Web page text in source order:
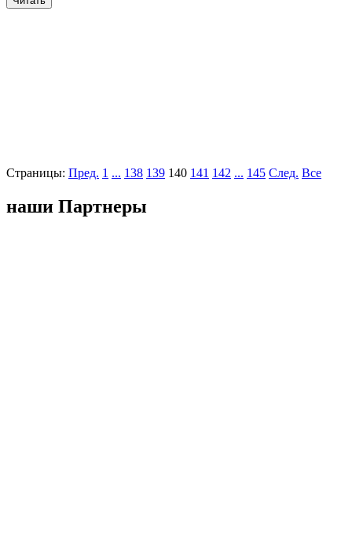
Страницы: Пред. 1 ... 138 139 140 141 142 ... 145 След. Все
наши Партнеры